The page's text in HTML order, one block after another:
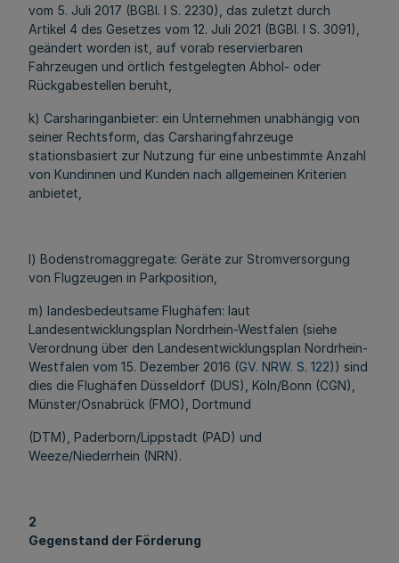
vom 5. Juli 2017 (BGBl. I S. 2230), das zuletzt durch
Artikel 4 des Gesetzes vom 12. Juli 2021 (BGBl. I S. 3091),
geändert worden ist, auf vorab reservierbaren
Fahrzeugen und örtlich festgelegten Abhol- oder
Rückgabestellen beruht,
k) Carsharinganbieter: ein Unternehmen unabhängig von
seiner Rechtsform, das Carsharingfahrzeuge
stationsbasiert zur Nutzung für eine unbestimmte Anzahl
von Kundinnen und Kunden nach allgemeinen Kriterien
anbietet,
l) Bodenstromaggregate: Geräte zur Stromversorgung
von Flugzeugen in Parkposition,
m) landesbedeutsame Flughäfen: laut
Landesentwicklungsplan Nordrhein-Westfalen (siehe
Verordnung über den Landesentwicklungsplan Nordrhein-
Westfalen vom 15. Dezember 2016 (GV. NRW. S. 122)) sind
dies die Flughäfen Düsseldorf (DUS), Köln/Bonn (CGN),
Münster/Osnabrück (FMO), Dortmund
(DTM), Paderborn/Lippstadt (PAD) und
Weeze/Niederrhein (NRN).
2
Gegenstand der Förderung